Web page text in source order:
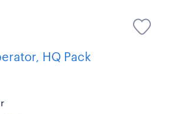
HQ Pack